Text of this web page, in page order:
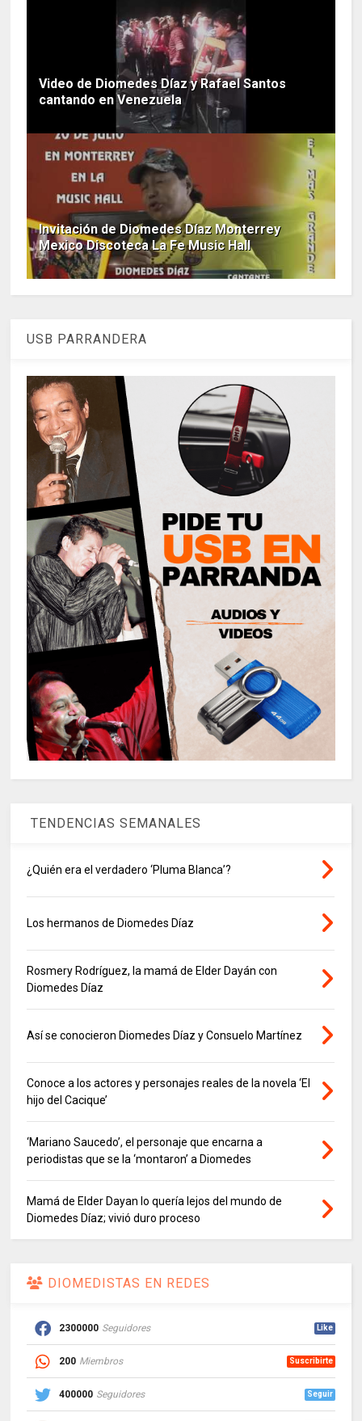
Video de Diomedes Díaz y Rafael Santos
cantando en Venezuela
Invitación de Diomedes Díaz Monterrey
Mexico Discoteca La Fe Music Hall
USB PARRANDERA
TENDENCIAS SEMANALES
¿Quién era el verdadero ‘Pluma Blanca’?
Los hermanos de Diomedes Díaz
Rosmery Rodríguez, la mamá de Elder Dayán con
Diomedes Díaz
Así se conocieron Diomedes Díaz y Consuelo Martínez
Conoce a los actores y personajes reales de la novela ‘El
hijo del Cacique’
‘Mariano Saucedo’, el personaje que encarna a
periodistas que se la ‘montaron’ a Diomedes
Mamá de Elder Dayan lo quería lejos del mundo de
Diomedes Díaz; vivió duro proceso
DIOMEDISTAS EN REDES
2300000 Seguidores Like
200 Miembros Suscribirte
400000 Seguidores Seguir